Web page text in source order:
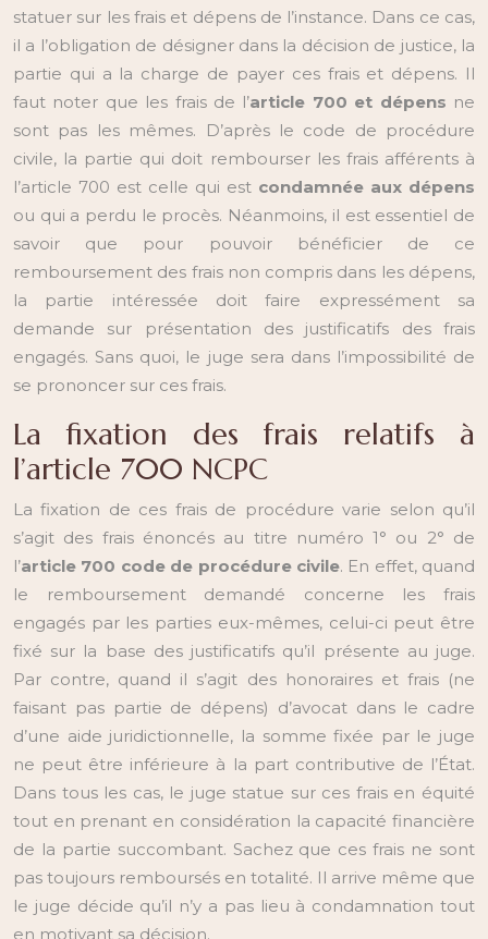
statuer sur les frais et dépens de l’instance. Dans ce cas,
il a l’obligation de désigner dans la décision de justice, la
partie qui a la charge de payer ces frais et dépens. Il
faut noter que les frais de l’article 700 et dépens ne
sont pas les mêmes. D’après le code de procédure
civile, la partie qui doit rembourser les frais afférents à
l’article 700 est celle qui est condamnée aux dépens
ou qui a perdu le procès. Néanmoins, il est essentiel de
savoir que pour pouvoir bénéficier de ce
remboursement des frais non compris dans les dépens,
la partie intéressée doit faire expressément sa
demande sur présentation des justificatifs des frais
engagés. Sans quoi, le juge sera dans l’impossibilité de
se prononcer sur ces frais.
La fixation des frais relatifs à
l’article 700 NCPC
La fixation de ces frais de procédure varie selon qu’il
s’agit des frais énoncés au titre numéro 1° ou 2° de
l’article 700 code de procédure civile. En effet, quand
le remboursement demandé concerne les frais
engagés par les parties eux-mêmes, celui-ci peut être
fixé sur la base des justificatifs qu’il présente au juge.
Par contre, quand il s’agit des honoraires et frais (ne
faisant pas partie de dépens) d’avocat dans le cadre
d’une aide juridictionnelle, la somme fixée par le juge
ne peut être inférieure à la part contributive de l’État.
Dans tous les cas, le juge statue sur ces frais en équité
tout en prenant en considération la capacité financière
de la partie succombant. Sachez que ces frais ne sont
pas toujours remboursés en totalité. Il arrive même que
le juge décide qu’il n’y a pas lieu à condamnation tout
en motivant sa décision.